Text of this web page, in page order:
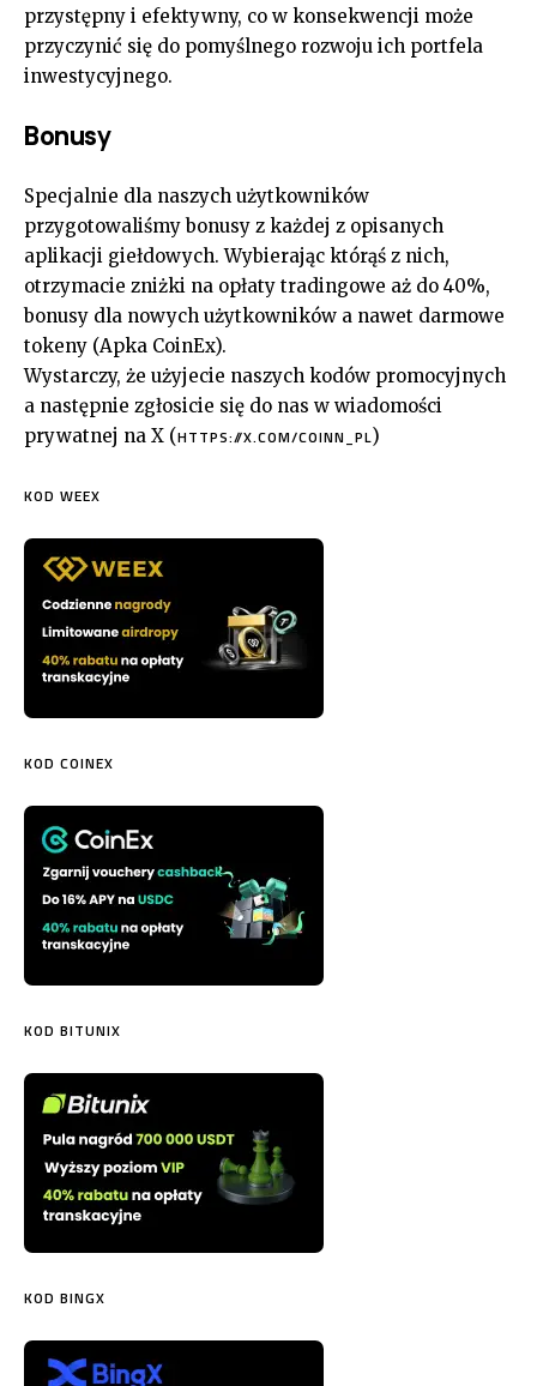
przystępny i efektywny, co w konsekwencji może
przyczynić się do pomyślnego rozwoju ich portfela
inwestycyjnego.
Bonusy
Specjalnie dla naszych użytkowników
przygotowaliśmy bonusy z każdej z opisanych
aplikacji giełdowych. Wybierając którąś z nich,
otrzymacie zniżki na opłaty tradingowe aż do 40%,
bonusy dla nowych użytkowników a nawet darmowe
tokeny (Apka CoinEx).
Wystarczy, że użyjecie naszych kodów promocyjnych
a następnie zgłosicie się do nas w wiadomości
prywatnej na X (HTTPS://X.COM/COINN_PL)
KOD WEEX
KOD COINEX
KOD BITUNIX
KOD BINGX